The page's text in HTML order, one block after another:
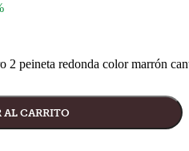
2 peineta redonda color marrón
AL CARRITO